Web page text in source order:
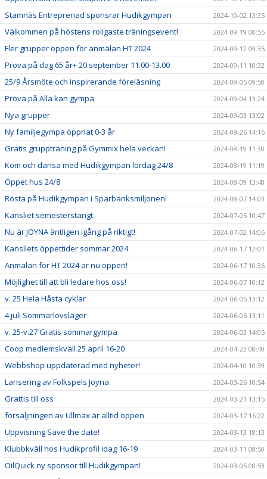
Stamnäs Entreprenad sponsrar Hudikgympan 2024-10-02 13:35
Välkommen på höstens roligaste träningsevent! 2024-09-19 08:55
Fler grupper öppen för anmälan HT 2024 2024-09-12 09:35
Prova på dag 65 år+ 20 september 11.00-13.00 2024-09-11 10:32
25/9 Årsmöte och inspirerande föreläsning 2024-09-05 09:50
Prova på Alla kan gympa 2024-09-04 13:24
Nya grupper 2024-09-03 13:02
Ny familjegympa öppnat 0-3 år 2024-08-26 14:16
Gratis gruppträning på Gymmix hela veckan! 2024-08-19 11:30
Kom och dansa med Hudikgympan lördag 24/8 2024-08-19 11:19
Öppet hus 24/8 2024-08-09 13:48
Rösta på Hudikgympan i Sparbanksmiljonen! 2024-08-07 14:03
Kansliet semesterstängt 2024-07-05 10:47
Nu är JOYNA äntligen igång på riktigt! 2024-07-02 14:06
Kansliets öppettider sommar 2024 2024-06-17 12:01
Anmälan för HT 2024 är nu öppen! 2024-06-17 10:36
Möjlighet till att bli ledare hos oss! 2024-06-07 10:12
v. 25 Hela Håsta cyklar 2024-06-05 13:12
4 juli Sommarlovsläger 2024-06-05 13:11
v. 25-v.27 Gratis sommargympa 2024-06-03 14:05
Coop medlemskväll 25 april 16-20 2024-04-23 08:40
Webbshop uppdaterad med nyheter! 2024-04-10 10:39
Lansering av Folkspels Joyna 2024-03-26 10:54
Grattis till oss 2024-03-21 13:15
försäljningen av Ullmax är alltid öppen 2024-03-17 16:22
Uppvisning Save the date! 2024-03-13 18:13
Klubbkväll hos Hudikprofil idag 16-19 2024-03-11 08:50
OilQuick ny sponsor till Hudikgympan! 2024-03-05 08:53